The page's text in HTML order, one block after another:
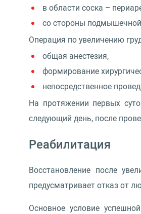
в области соска –
со стороны
Операция по увеличению
общая анестезия;
формирование
непосредственное
На протяжении первых
следующий день, после
Реабилитация
Восстановление после
предусматривает отказ от
Основное условие